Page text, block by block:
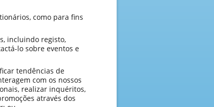
como para fins
incluindo registo,
lo sobre eventos e
tendências de
com os nossos
realizar inquéritos,
através dos